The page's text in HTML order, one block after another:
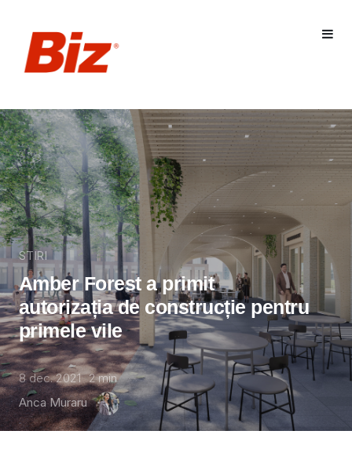
STIRI
Amber Forest a primit
autorizația de construcție pentru
primele vile
8 dec. 2021 2min
Anca Muraru